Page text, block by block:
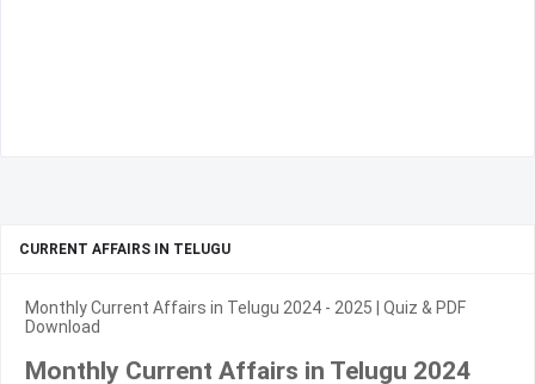
CURRENT AFFAIRS IN TELUGU
Monthly Current Affairs in Telugu 2024 - 2025 | Quiz & PDF
Download
Monthly Current Affairs in Telugu 2024